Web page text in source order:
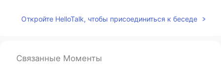
@Israa122what do you mean by hasing?
Откройте HelloTalk, чтобы присоединиться к беседе
Связанные Моменты